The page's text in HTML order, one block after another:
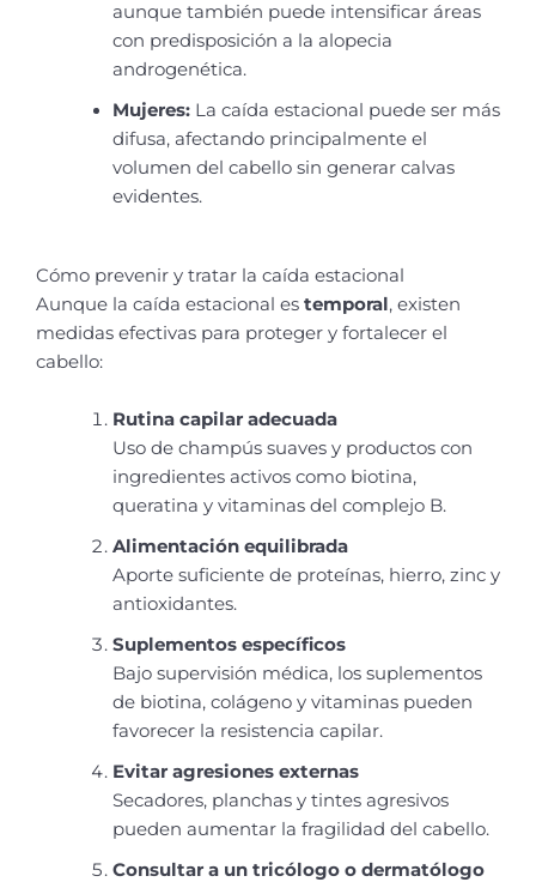
aunque también puede intensificar áreas
con predisposición a la alopecia
androgenética.
Mujeres:La caída estacional puede ser más
difusa, afectando principalmente el
volumen del cabello sin generar calvas
evidentes.
Cómo prevenir y tratar la caída estacional
Aunque la caída estacional es temporal, existen
medidas efectivas para proteger y fortalecer el
cabello:
Rutina capilar adecuada
Uso de champús suaves y productos con
ingredientes activos como biotina,
queratina y vitaminas del complejo B.
Alimentación equilibrada
Aporte suficiente de proteínas, hierro, zinc y
antioxidantes.
Suplementos específicos
Bajo supervisión médica, los suplementos
de biotina, colágeno y vitaminas pueden
favorecer la resistencia capilar.
Evitar agresiones externas
Secadores, planchas y tintes agresivos
pueden aumentar la fragilidad del cabello.
Consultar a un tricólogo o dermatólogo